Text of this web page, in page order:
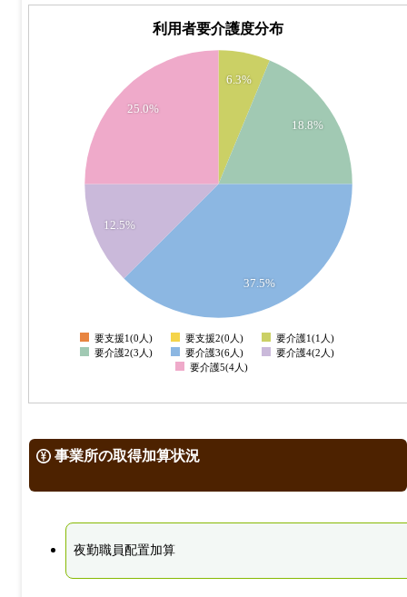
利用者要介護度分布
6.3%
18.8%
37.5%
12.5%
25.0%
0
要支援1(0人) 要支援2(0人)
要介護1(1人)
要介護2(3人)
要介護3(6人)
要介護4(2人)
要介護5(4人)
事業所の取得加算状況
夜勤職員配置加算